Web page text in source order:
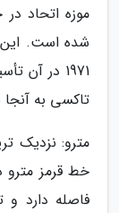
موزه اتحاد
شده است.
1971 در
تاکسی به آنجا
مترو: نزدیک